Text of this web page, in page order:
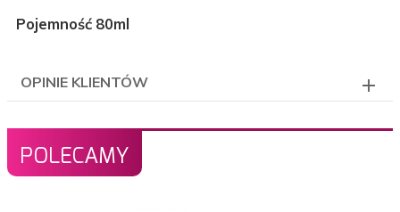
Pojemność 80ml
OPINIE KLIENTÓW
POLECAMY